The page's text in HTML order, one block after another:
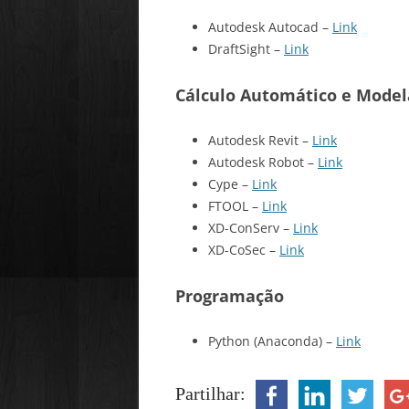
Autodesk Autocad – Link
DraftSight – Link
Cálculo Automático e
Autodesk Revit – Link
Autodesk Robot – Link
Cype – Link
FTOOL – Link
XD-ConServ – Link
XD-CoSec – Link
Programação
Python (Anaconda) – Link
Partilhar: